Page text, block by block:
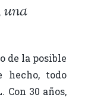
una
de la posible
hecho, todo
Con 30 años,